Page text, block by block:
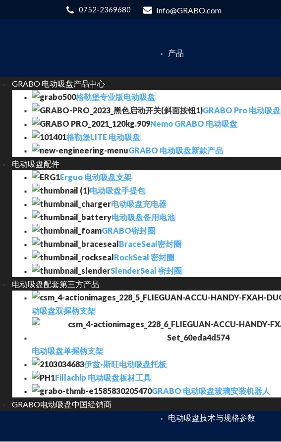
0752-2369680 Info@GRABO.com
产品
GRABO 电动吸盘产品中心
格勒堡专业版电动吸盘
GRABO Pro 电动吸盘
Nemo GRABO 电动吸盘
格勒堡LITE 电动吸盘
GRABO 电动吸盘新款产品
电动吸盘配件
Erguo 电动吸盘支架
电动吸盘手提包
电动吸盘充电器
电动吸盘备用电池
GRABO密封圈
BraceSeal密封圈
RockSeal 密封圈
SlenderSeal 密封圈
电动吸盘配套第三方产品
动吸盘双握柄支架
电动吸盘单握柄支架
伊兹·斯旺电动吸盘托板
Fillachip 电动吸盘板材工具
GRABO 电动吸盘玻璃安装机器人
GRABO电动吸盘中国经销商
电动吸盘技术与规格参数